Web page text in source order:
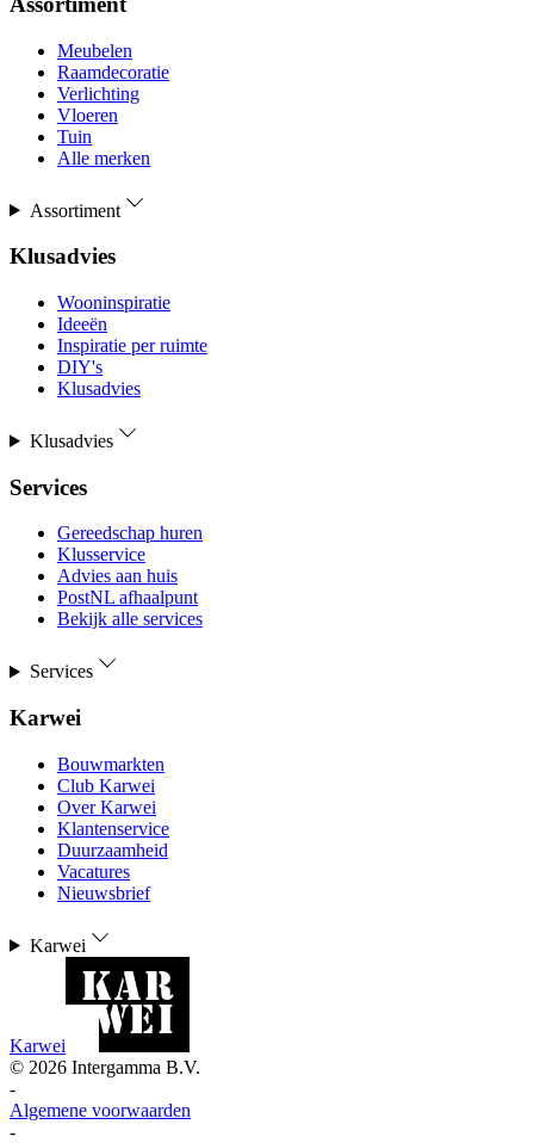
Meubelen
Raamdecoratie
Verlichting
Vloeren
Tuin
Alle merken
Assortiment
Klusadvies
Wooninspiratie
Ideeën
Inspiratie per ruimte
DIY's
Klusadvies
Klusadvies
Services
Gereedschap huren
Klusservice
Advies aan huis
PostNL afhaalpunt
Bekijk alle services
Services
Karwei
Bouwmarkten
Club Karwei
Over Karwei
Klantenservice
Duurzaamheid
Vacatures
Nieuwsbrief
Karwei
Karwei
© 2026 Intergamma B.V.
-
Algemene voorwaarden
-